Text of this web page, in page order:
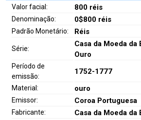
Valor facial: 800 réis
Denominação: 0$800 réis
Padrão Monetário: Réis
Série:
Casa da Moeda da
Ouro
Período de
emissão:
1752-1777
Material: ouro
Emissor: Coroa Portuguesa
Fabricante: Casa da Moeda da